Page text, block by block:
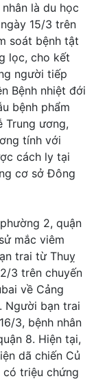
là du học
15/3 trên
soát bệnh tật
lọc, cho kết
người tiếp
Bệnh nhiệt đới
bệnh phẩm
Trung ương,
tính với
cách ly tại
cơ sở Đông
2, quận
mắc viêm
trai từ Thuỵ
3 trên chuyến
về Cảng
Người bạn trai
3, bệnh nhân
8. Hiện tại,
dã chiến Củ
triệu chứng